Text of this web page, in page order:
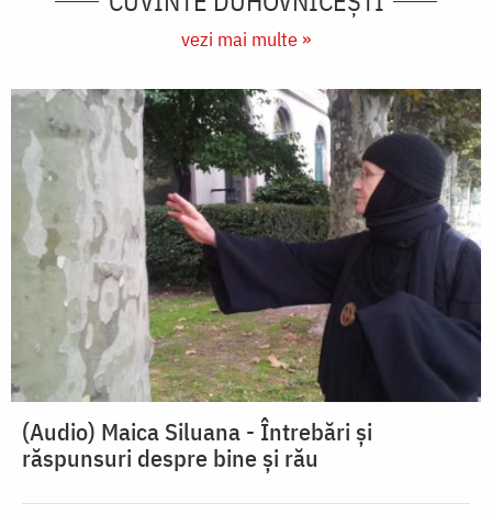
vezi mai multe »
(Audio) Maica Siluana - Întrebări și
răspunsuri despre bine și rău